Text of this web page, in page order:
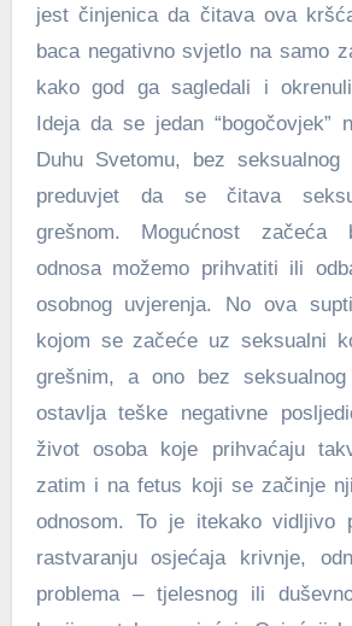
jest činjenica da čitava ova
baca negativno svjetlo na samo
kako god ga sagledali i
Ideja da se jedan “bogočovjek”
Duhu Svetomu, bez
preduvjet da se čitava
grešnom. Mogućnost začeća
odnosa možemo prihvatiti ili
osobnog uvjerenja. No ova
kojom se začeće uz seksualni
grešnim, a ono bez
ostavlja teške negativne
život osoba koje prihvaćaju
zatim i na fetus koji se začinje
odnosom. To je itekako vidljivo
rastvaranju osjećaja krivnje,
problema – tjelesnog ili